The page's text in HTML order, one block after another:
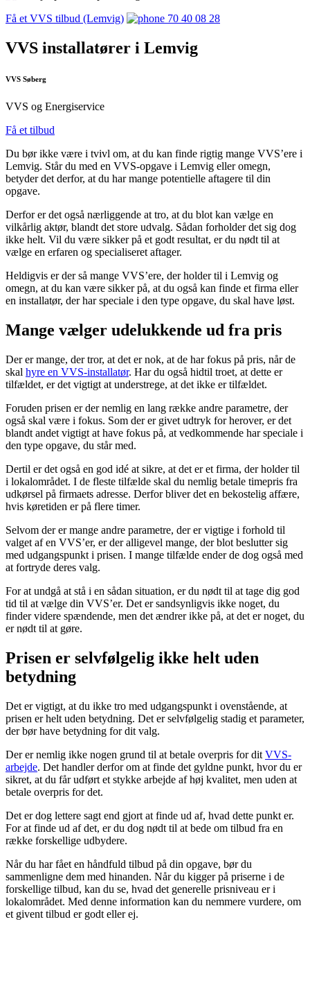
Få et VVS tilbud (Lemvig)
70 40 08 28
VVS installatører i Lemvig
VVS Søberg
VVS og Energiservice
Få et tilbud
Du bør ikke være i tvivl om, at du kan finde rigtig mange VVS’ere i
Lemvig. Står du med en VVS-opgave i Lemvig eller omegn,
betyder det derfor, at du har mange potentielle aftagere til din
opgave.
Derfor er det også nærliggende at tro, at du blot kan vælge en
vilkårlig aktør, blandt det store udvalg. Sådan forholder det sig dog
ikke helt. Vil du være sikker på et godt resultat, er du nødt til at
vælge en erfaren og specialiseret aftager.
Heldigvis er der så mange VVS’ere, der holder til i Lemvig og
omegn, at du kan være sikker på, at du også kan finde et firma eller
en installatør, der har speciale i den type opgave, du skal have løst.
Mange vælger udelukkende ud fra pris
Der er mange, der tror, at det er nok, at de har fokus på pris, når de
skal hyre en VVS-installatør. Har du også hidtil troet, at dette er
tilfældet, er det vigtigt at understrege, at det ikke er tilfældet.
Foruden prisen er der nemlig en lang række andre parametre, der
også skal være i fokus. Som der er givet udtryk for herover, er det
blandt andet vigtigt at have fokus på, at vedkommende har speciale i
den type opgave, du står med.
Dertil er det også en god idé at sikre, at det er et firma, der holder til
i lokalområdet. I de fleste tilfælde skal du nemlig betale timepris fra
udkørsel på firmaets adresse. Derfor bliver det en bekostelig affære,
hvis køretiden er på flere timer.
Selvom der er mange andre parametre, der er vigtige i forhold til
valget af en VVS’er, er der alligevel mange, der blot beslutter sig
med udgangspunkt i prisen. I mange tilfælde ender de dog også med
at fortryde deres valg.
For at undgå at stå i en sådan situation, er du nødt til at tage dig god
tid til at vælge din VVS’er. Det er sandsynligvis ikke noget, du
finder videre spændende, men det ændrer ikke på, at det er noget, du
er nødt til at gøre.
Prisen er selvfølgelig ikke helt uden
betydning
Det er vigtigt, at du ikke tro med udgangspunkt i ovenstående, at
prisen er helt uden betydning. Det er selvfølgelig stadig et parameter,
der bør have betydning for dit valg.
Der er nemlig ikke nogen grund til at betale overpris for dit VVS-
arbejde. Det handler derfor om at finde det gyldne punkt, hvor du er
sikret, at du får udført et stykke arbejde af høj kvalitet, men uden at
betale overpris for det.
Det er dog lettere sagt end gjort at finde ud af, hvad dette punkt er.
For at finde ud af det, er du dog nødt til at bede om tilbud fra en
række forskellige udbydere.
Når du har fået en håndfuld tilbud på din opgave, bør du
sammenligne dem med hinanden. Når du kigger på priserne i de
forskellige tilbud, kan du se, hvad det generelle prisniveau er i
lokalområdet. Med denne information kan du nemmere vurdere, om
et givent tilbud er godt eller ej.